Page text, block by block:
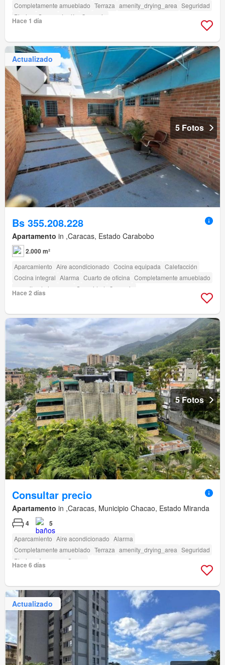
Completamente amueblado Terraza amenity_drying_area Seguridad
Piscina
Sauna Jardín Conserje
Hace 1 día
Actualizado
5 Fotos
Bs 355.208.228
Apartamento in ,Caracas, Estado Carabobo
2.000 m²
Aparcamiento Aire acondicionado Cocina equipada Calefacción
Cocina integral Alarma Cuarto de oficina Completamente amueblado
amenity_drying_area
Seguridad Conserje
Hace 2 días
5 Fotos
Consultar precio
Apartamento in ,Caracas, Municipio Chacao, Estado Miranda
4 5
Aparcamiento Aire acondicionado Alarma
Completamente amueblado Terraza amenity_drying_area Seguridad
Piscina
Ascensor Sauna
Hace 6 días
Actualizado